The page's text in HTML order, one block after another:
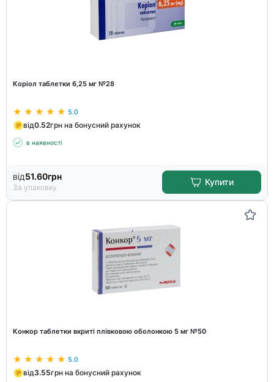
Коріол таблетки 6,25 мг №28
5.0
від0.52грн на бонусний рахунок
в наявності
від51.60грн
За упаковку
Купити
Конкор таблетки вкриті плівковою оболонкою 5 мг №50
5.0
від3.55грн на бонусний рахунок